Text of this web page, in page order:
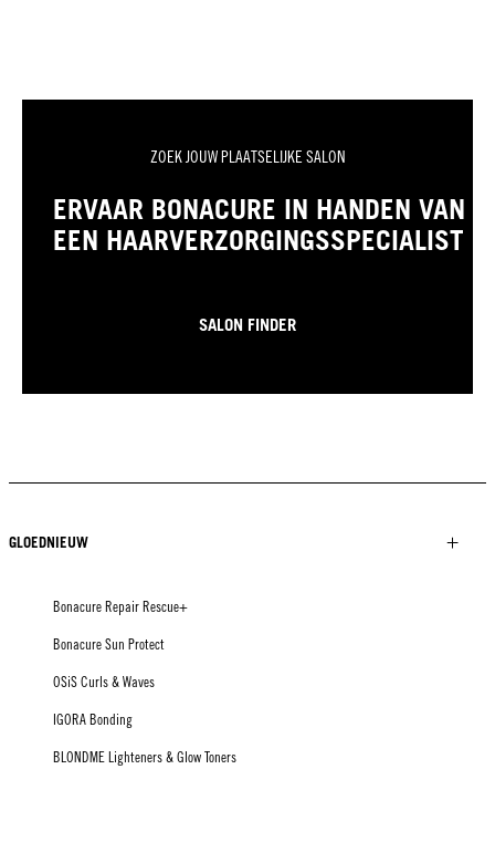
ZOEK JOUW PLAATSELIJKE SALON
ERVAAR BONACURE IN HANDEN VAN
EEN HAARVERZORGINGSSPECIALIST
SALON FINDER
GLOEDNIEUW
Bonacure Repair Rescue+
Bonacure Sun Protect
OSiS Curls & Waves
IGORA Bonding
BLONDME Lighteners & Glow Toners